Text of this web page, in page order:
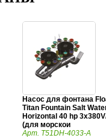
Насос для фонтана
Titan Fountain Salt
Horizontal 40 hp
(для морскои
Арт. T51DH-4033-A